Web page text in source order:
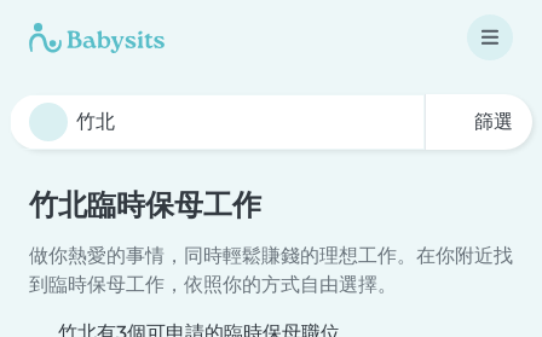
篩選
竹北臨時保母工作
做你熱愛的事情，同時輕鬆賺錢的理想工作。在你附近找
到臨時保母工作，依照你的方式自由選擇。